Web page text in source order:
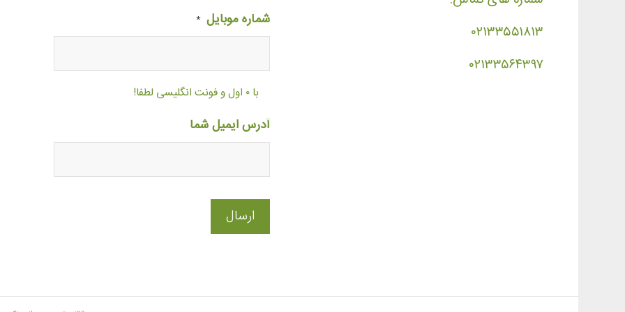
۰۲۱۳۳۵۵۱۸۱۳
۰۲۱۳۳۵۶۴۳۹۷
شماره موبایل *
با ۰ اول و فونت انگلیسی لطفا!
آدرس ایمیل شما